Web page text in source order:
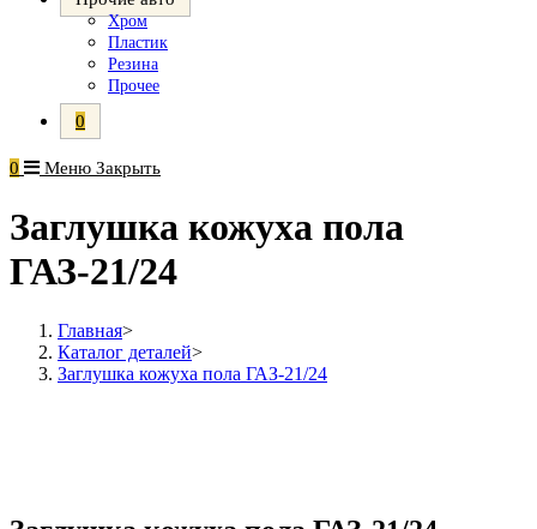
Хром
Пластик
Резина
Прочее
0
0 Меню Закрыть
Заглушка кожуха пола
ГАЗ-21/24
Главная>
Каталог деталей>
Заглушка кожуха пола ГАЗ-21/24